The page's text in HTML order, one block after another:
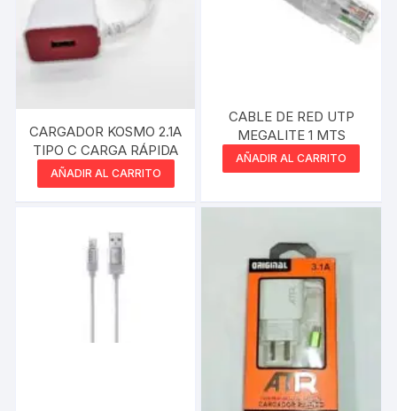
CARGADOR KOSMO 2.1A
TIPO C CARGA RÁPIDA
AÑADIR AL CARRITO
CABLE DE RED UTP
MEGALITE 1 MTS
AÑADIR AL CARRITO